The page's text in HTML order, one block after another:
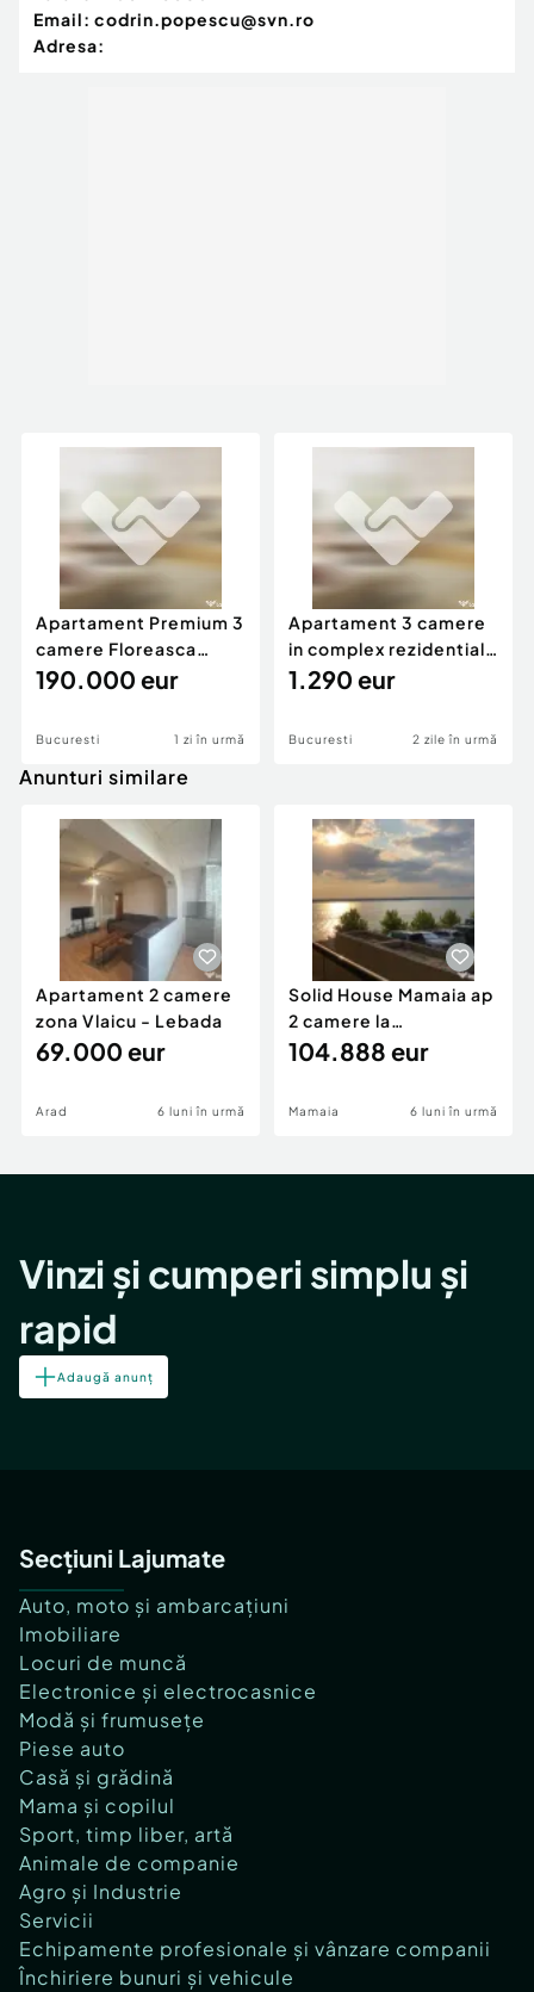
Email: codrin.popescu@svn.ro
Adresa:
Apartament Premium 3
camere Floreasca
Beller
190.000 eur
Bucuresti 1 zi în urmă
Apartament 3 camere
in complex rezidential
exclusivist
1.290 eur
Bucuresti 2 zile în urmă
Anunturi similare
Apartament 2 camere
zona Vlaicu - Lebada
69.000 eur
Arad 6 luni în urmă
Solid House Mamaia ap
2 camere la
cheie,langa Mega
104.888 eur
Mamaia 6 luni în urmă
Vinzi și cumperi simplu și
rapid
Adaugă anunț
Secțiuni Lajumate
Auto, moto și ambarcațiuni
Imobiliare
Locuri de muncă
Electronice și electrocasnice
Modă și frumusețe
Piese auto
Casă și grădină
Mama și copilul
Sport, timp liber, artă
Animale de companie
Agro și Industrie
Servicii
Echipamente profesionale și vânzare companii
Închiriere bunuri și vehicule